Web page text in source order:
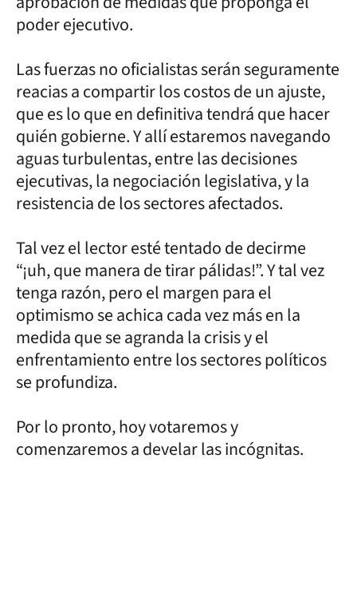
poder ejecutivo.
Las fuerzas no oficialistas serán seguramente
reacias a compartir los costos de un ajuste,
que es lo que en definitiva tendrá que hacer
quién gobierne. Y allí estaremos navegando
aguas turbulentas, entre las decisiones
ejecutivas, la negociación legislativa, y la
resistencia de los sectores afectados.
Tal vez el lector esté tentado de decirme
“¡uh, que manera de tirar pálidas!”. Y tal vez
tenga razón, pero el margen para el
optimismo se achica cada vez más en la
medida que se agranda la crisis y el
enfrentamiento entre los sectores políticos
se profundiza.
Por lo pronto, hoy votaremos y
comenzaremos a develar las incógnitas.